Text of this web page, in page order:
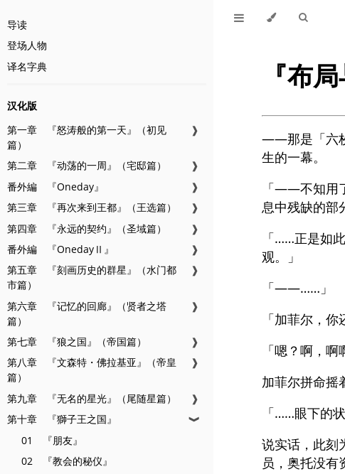
导读
登场人物
译名字典
汉化版
第一章 『怒涛般的第一天』（初见
篇）
❱
第二章 『动荡的一周』（宅邸篇）
❱
番外編 『Oneday』
❱
第三章 『再次来到王都』（王选篇）
❱
第四章 『永远的契约』（圣域篇）
❱
番外編 『OnedayⅡ』
❱
第五章 『刻画历史的群星』（水门都
市篇）
❱
第六章 『记忆的回廊』（贤者之塔
篇）
❱
第七章 『狼之国』（帝国篇）
❱
第八章 『文森特・佛拉基亚』（帝皇
篇）
❱
第九章 『无名的星光』（尾随星篇）
❱
第十章 『獅子王之国』
❱
01 『朋友』
02 『教会的秘仪』
『布
——那是「六
生的一幕。
「——不知用
息中残缺的部
「……正是如
观。」
「——……」
「加菲尔，你
「嗯？啊，
加菲尔拼命摇
「……眼下的
说实话，此刻
员，奥托没有